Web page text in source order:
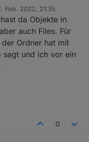
janichtunter Dateien
sein? den gibts
nicht?
Feb. 2022, 21:35
von
da Objekte in
auch Files. Für
Ordner hat mit
sagt und ich vor ein
0